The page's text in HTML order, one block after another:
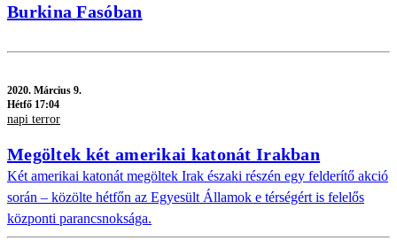
Burkina Fasóban
2020. Március 9.
Hétfő 17:04
napi terror
Megöltek két amerikai katonát Irakban
Két amerikai katonát megöltek Irak északi részén egy felderítő akció
során – közölte hétfőn az Egyesült Államok e térségért is felelős
központi parancsnoksága.